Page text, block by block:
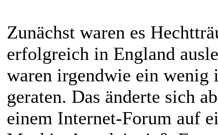
Zunächst waren es
erfolgreich in England
waren irgendwie ein wenig
geraten. Das änderte sich
einem Internet-Forum auf